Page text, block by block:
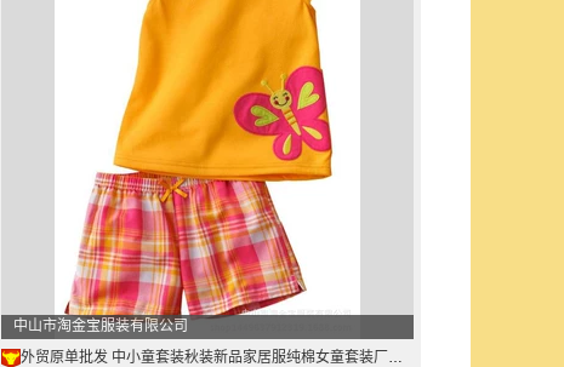
中山市淘金宝服装有限公司
外贸原单批发 中小童套装秋装新品家居服纯棉女童套装厂家直销